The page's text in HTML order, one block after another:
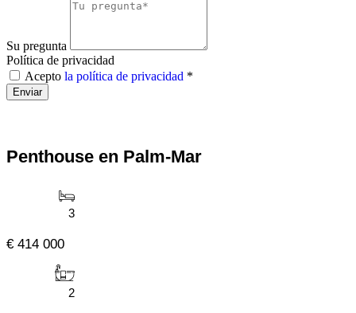
Su pregunta
Política de privacidad
Acepto la política de privacidad *
Enviar
Penthouse en Palm-Mar
3
€ 414 000
2